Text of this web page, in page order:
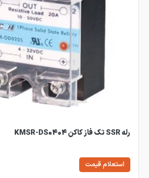
رله SSR تک فاز کاکن KMSR-DS0404
استعلام قیمت